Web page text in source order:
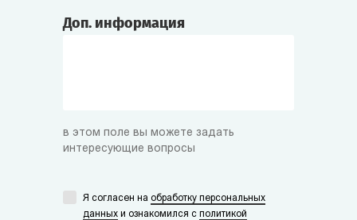
Доп. информация
в этом поле вы можете задать
интересующие вопросы
Я согласен на обработку персональных
данных и ознакомился с политикой